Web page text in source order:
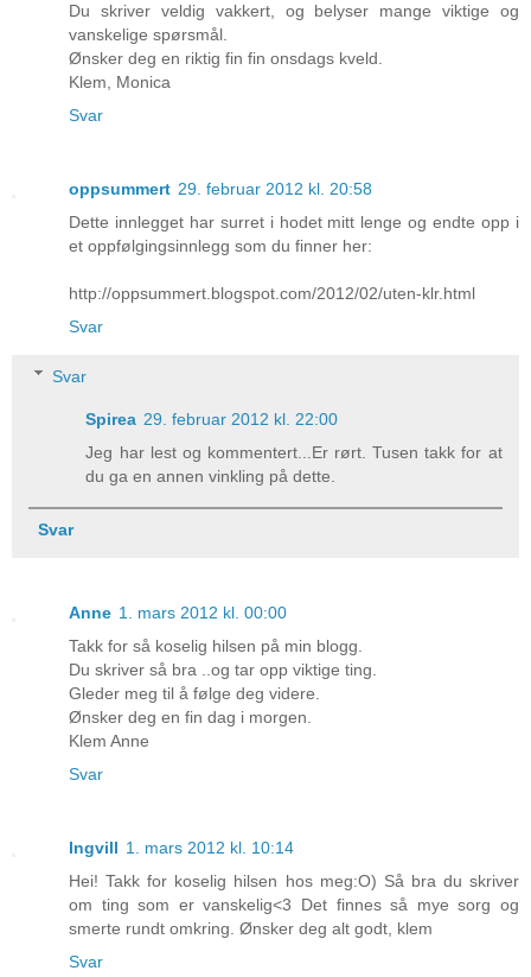
Du skriver veldig vakkert, og belyser mange viktige og
vanskelige spørsmål.
Ønsker deg en riktig fin fin onsdags kveld.
Klem, Monica
Svar
oppsummert 29. februar 2012 kl. 20:58
Dette innlegget har surret i hodet mitt lenge og endte opp i
et oppfølgingsinnlegg som du finner her:
http://oppsummert.blogspot.com/2012/02/uten-klr.html
Svar
Svar
Spirea 29. februar 2012 kl. 22:00
Jeg har lest og kommentert...Er rørt. Tusen takk for at
du ga en annen vinkling på dette.
Svar
Anne 1. mars 2012 kl. 00:00
Takk for så koselig hilsen på min blogg.
Du skriver så bra ..og tar opp viktige ting.
Gleder meg til å følge deg videre.
Ønsker deg en fin dag i morgen.
Klem Anne
Svar
Ingvill 1. mars 2012 kl. 10:14
Hei! Takk for koselig hilsen hos meg:O) Så bra du skriver
om ting som er vanskelig<3 Det finnes så mye sorg og
smerte rundt omkring. Ønsker deg alt godt, klem
Svar